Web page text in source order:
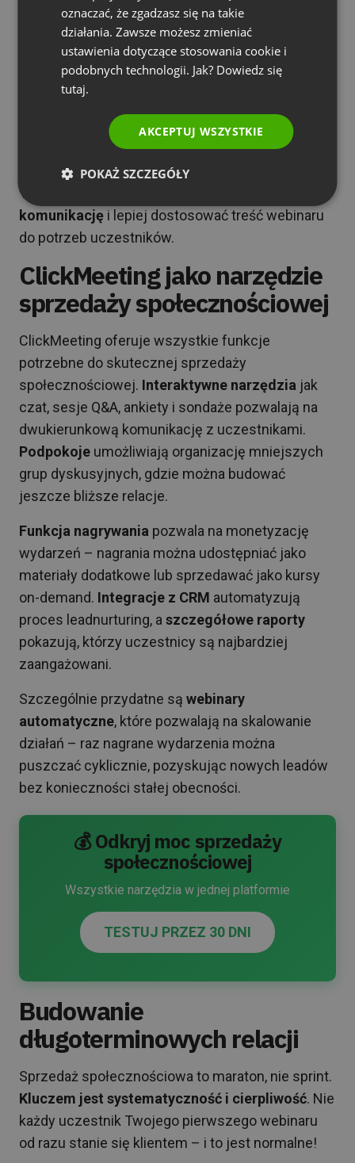
Strona rejestracji to Twoje pierwsze narzędzie do
budowania relacji. Oprócz standardowych danych
kontaktowych, możesz zapytać uczestników o:
Największe wyzwania, z jakimi się mierzą
Oczekiwania wobec webinaru
Te informacje pomogą
komunikację i lepiej dostosować treść webinaru
do potrzeb uczestników.
ClickMeeting jako narzędzie
sprzedaży społecznościowej
ClickMeeting oferuje wszystkie funkcje
potrzebne do skutecznej sprzedaży
społecznościowej. Interaktywne narzędzia jak
czat, sesje Q&A, ankiety i sondaże pozwalają na
dwukierunkową komunikację z uczestnikami.
Podpokoje umożliwiają organizację mniejszych
grup dyskusyjnych, gdzie można budować
jeszcze bliższe relacje.
Funkcja nagrywania pozwala na monetyzację
wydarzeń – nagrania można udostępniać jako
materiały dodatkowe lub sprzedawać jako kursy
on-demand. Integracje z CRM automatyzują
proces leadnurturing, a szczegółowe raporty
pokazują, którzy uczestnicy są najbardziej
zaangażowani.
Szczególnie przydatne są webinary
automatyczne, które pozwalają na skalowanie
działań – raz nagrane wydarzenia można
puszczać cyklicznie, pozyskując nowych leadów
bez konieczności stałej obecności.
💰 Odkryj moc sprzedaży
społecznościowej
Wszystkie narzędzia w jednej platformie
TESTUJ PRZEZ 30 DNI
Budowanie
długoterminowych relacji
Sprzedaż społecznościowa to maraton, nie sprint.
Kluczem jest systematyczność i cierpliwość. Nie
każdy uczestnik Twojego pierwszego webinaru
od razu stanie się klientem – i to jest normalne!
ITALIAN
oznaczać, że zgadzasz się na takie
działania. Zawsze możesz zmieniać
ustawienia dotyczące stosowania cookie i
podobnych technologii. Jak? Dowiedz się
tutaj.
AKCEPTUJ WSZYSTKIE
POKAŻ SZCZEGÓŁY